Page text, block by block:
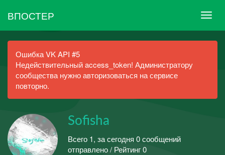
ВПОСТЕР
Ошибка VK API #5
Недействительный access_token! Администратору
сообщества нужно авторизоваться на сервисе
повторно.
Sofisha
Всего 1, за сегодня 0 сообщений
отправлено / Рейтинг 0